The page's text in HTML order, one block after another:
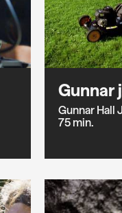
Gunnar
Gunnar Hall
75 min.